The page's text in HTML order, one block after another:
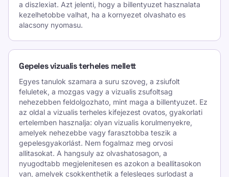
a diszlexiat. Azt jelenti, hogy a billentyuzet hasznalata
kezelhetobbe valhat, ha a kornyezet olvashato es
alacsony nyomasu.
Gepeles vizualis terheles mellett
Egyes tanulok szamara a suru szoveg, a zsiufolt
feluletek, a mozgas vagy a vizualis zsufoltsag
nehezebben feldolgozhato, mint maga a billentyuzet. Ez
az oldal a vizualis terheles kifejezest ovatos, gyakorlati
ertelemben hasznalja: olyan vizualis korulmenyekre,
amelyek nehezebbe vagy farasztobba teszik a
gepelesgyakorlást. Nem fogalmaz meg orvosi
allitasokat. A hangsuly az olvashatosagon, a
nyugodtabb megjelenitesen es azokon a beallitasokon
van, amelyek csokkenthetik a felesleges surlodast a